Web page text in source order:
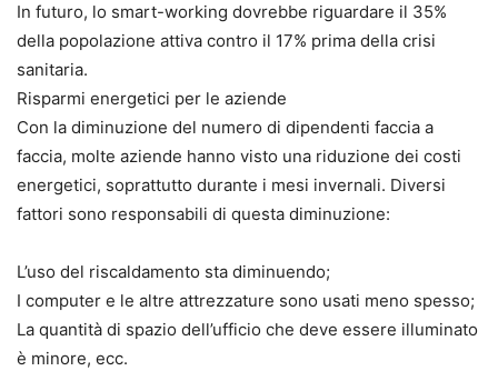
In futuro, lo smart-working dovrebbe riguardare il 35%
della popolazione attiva contro il 17% prima della crisi
sanitaria.
Risparmi energetici per le aziende
Con la diminuzione del numero di dipendenti faccia a
faccia, molte aziende hanno visto una riduzione dei costi
energetici, soprattutto durante i mesi invernali. Diversi
fattori sono responsabili di questa diminuzione:
L’uso del riscaldamento sta diminuendo;
I computer e le altre attrezzature sono usati meno spesso;
La quantità di spazio dell’ufficio che deve essere illuminato
è minore, ecc.